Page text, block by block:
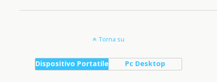
Torna su
Dispositivo Portatile Pc Desktop